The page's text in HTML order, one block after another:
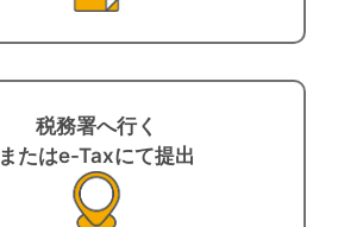
税務署へ行く
またはe-Taxにて提出